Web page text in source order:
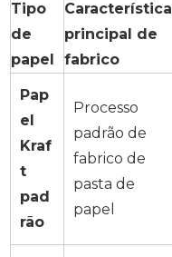
Tipo
de
papel
Característica
principal de
fabrico
Pap
el
Kraf
t
pad
rão
Processo
padrão de
fabrico de
pasta de
papel